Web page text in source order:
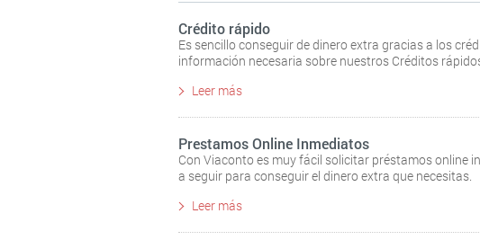
Crédito rápido
Es sencillo conseguir de dinero extra gracias a los
información necesaria sobre nuestros Créditos
Leer más
Prestamos Online Inmediatos
Con Viaconto es muy fácil solicitar préstamos online
a seguir para conseguir el dinero extra que necesitas.
Leer más